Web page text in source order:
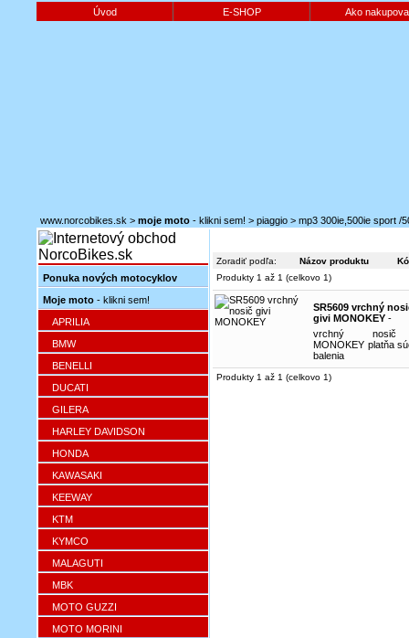
Úvod E-SHOP Ako
www.norcobikes.sk > moje moto - klikni sem! > piaggio > mp3 300ie,500ie sport /
Ponuka nových motocyklov
Moje moto - klikni sem!
APRILIA
BMW
BENELLI
DUCATI
GILERA
HARLEY DAVIDSON
HONDA
KAWASAKI
KEEWAY
KTM
KYMCO
MALAGUTI
MBK
MOTO GUZZI
MOTO MORINI
Zoradiť podľa: Názov produktu
Produkty 1 až 1 (celkovo 1)
SR5609 vrchný
givi MONOKEY -
vrchný
MONOKEY platňa
balenia
Produkty 1 až 1 (celkovo 1)